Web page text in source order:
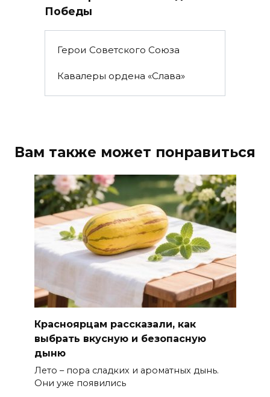
Победы
Герои Советского Союза
Кавалеры ордена «Слава»
Вам также может понравиться
Красноярцам рассказали, как
выбрать вкусную и безопасную
дыню
Лето – пора сладких и ароматных дынь.
Они уже появились